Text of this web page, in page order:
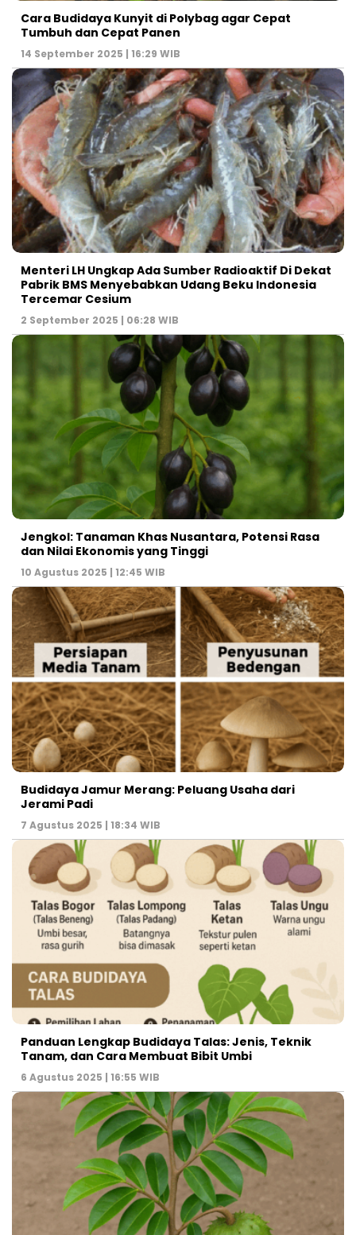
Cara Budidaya Kunyit di Polybag agar Cepat
Tumbuh dan Cepat Panen
14 September 2025 | 16:29 WIB
Menteri LH Ungkap Ada Sumber Radioaktif Di Dekat
Pabrik BMS Menyebabkan Udang Beku Indonesia
Tercemar Cesium
2 September 2025 | 06:28 WIB
Jengkol: Tanaman Khas Nusantara, Potensi Rasa
dan Nilai Ekonomis yang Tinggi
10 Agustus 2025 | 12:45 WIB
Budidaya Jamur Merang: Peluang Usaha dari
Jerami Padi
7 Agustus 2025 | 18:34 WIB
Panduan Lengkap Budidaya Talas: Jenis, Teknik
Tanam, dan Cara Membuat Bibit Umbi
6 Agustus 2025 | 16:55 WIB